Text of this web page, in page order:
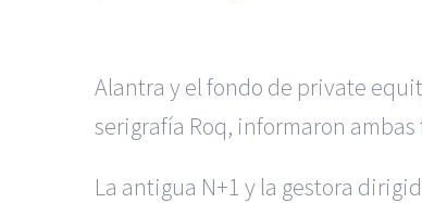
Alantra y el fondo de private
serigrafía Roq, informaron ambas
La antigua N+1 y la gestora